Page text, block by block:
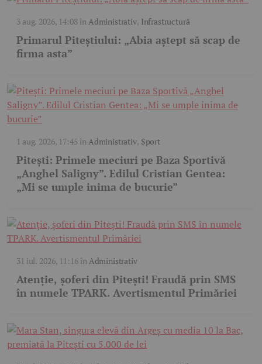
3 aug. 2026, 14:08înAdministrativ, Infrastructură
Primarul Piteștiului: „Abia aștept să scap de
firma asta”
1 aug. 2026, 17:45 înAdministrativ, Sport
Pitești: Primele meciuri pe Baza Sportivă
„Anghel Saligny”. Edilul Cristian Gentea:
„Mi se umple inima de bucurie”
31 iul. 2026, 11:16înAdministrativ
Atenție, șoferi din Pitești! Fraudă prin SMS
în numele TPARK. Avertismentul Primăriei